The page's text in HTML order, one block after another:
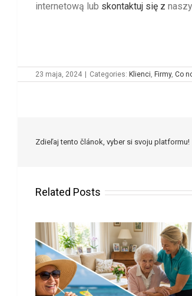
internetową lub skontaktuj się z
23 maja, 2024 Categories: Klienci, Firmy, Co
Zdieľaj tento článok, vyber si svoju platformu!
Related Posts